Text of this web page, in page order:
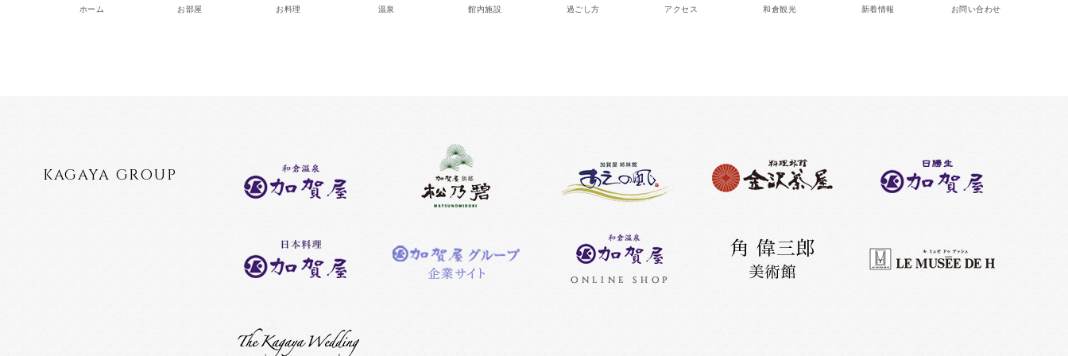
ホーム お部屋 お料理 温泉 館内施設 過ごし方 アクセス 和倉観光 新着情報 お問い合わせ
KAGAYA GROUP